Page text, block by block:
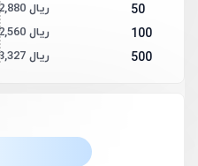
50 362,880 ریال
100 322,560 ریال
500 303,327 ریال